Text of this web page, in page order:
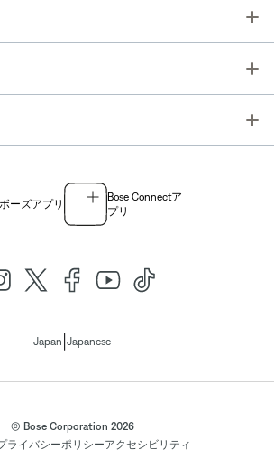
ボーズアプリ
Bose Connectア
プリ
Japan Japanese
© Bose Corporation 2026
ライバシーポリシーアクセシビリティ